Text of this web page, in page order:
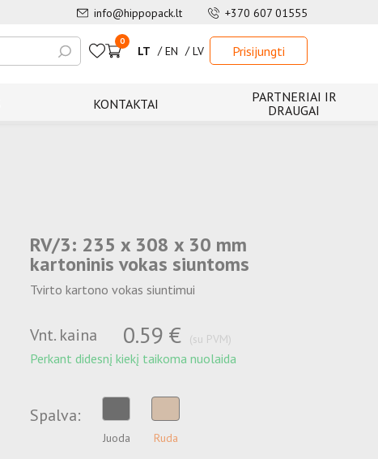
info@hippopack.lt +370 607 01555
0
LT EN LV Prisijungti
KONTAKTAI
PARTNERIAI IR
DRAUGAI
RV/3: 235 x 308 x 30 mm
kartoninis vokas siuntoms
Tvirto kartono vokas siuntimui
Vnt. kaina 0.59 € (su PVM)
Perkant didesnį kiekį taikoma nuolaida
Spalva:
Juoda Ruda